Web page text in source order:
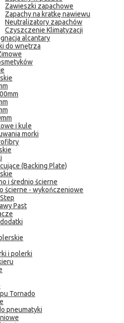
Zawieszki zapachowe
Zapachy na kratkę nawiewu
Neutralizatory zapachów
Czyszczenie Klimatyzacji
alcantary
do wnętrza
i kule
morki
(Backing Plate)
i średnio ścierne
ścierne - wykończeniowe
Past
i polerki
Tornado
pneumatyki